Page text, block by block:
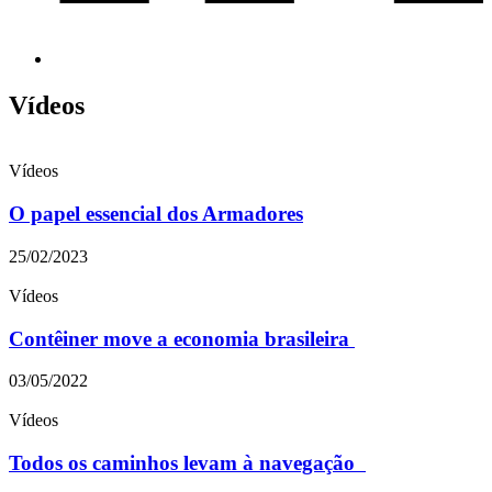
Vídeos
Vídeos
O papel essencial dos Armadores
25/02/2023
Vídeos
Contêiner move a economia brasileira
03/05/2022
Vídeos
Todos os caminhos levam à navegação